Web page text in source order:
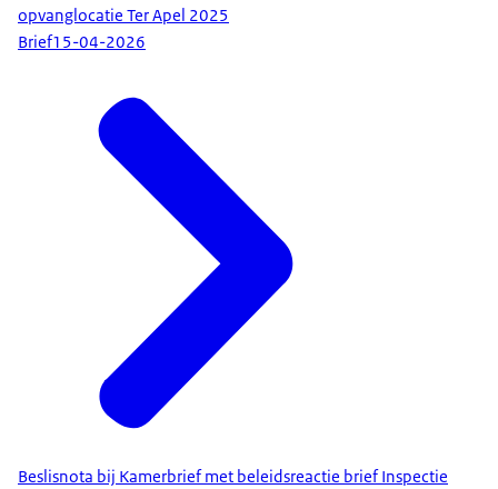
opvanglocatie Ter Apel 2025
Brief15-04-2026
Beslisnota bij Kamerbrief met beleidsreactie brief Inspectie